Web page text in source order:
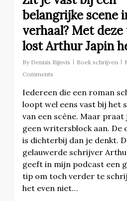
belangrijke scene
verhaal? Met
lost Arthur Japin
By Dennis Rijnvis Boek schrijven
Comments
Iedereen die een roman
loopt wel eens vast bij het
van een scène. Maar praat
geen writersblock aan. De
is dichterbij dan je denkt.
gelauwerde schrijver
geeft in mijn podcast een
tip om toch verder te
het even niet…